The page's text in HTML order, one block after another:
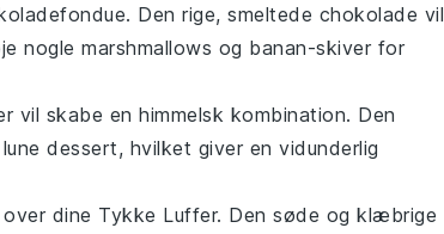
. Den rige, smeltede chokolade vil
nogle marshmallows og banan-skiver for
vil skabe en himmelsk kombination. Den
dessert, hvilket giver en vidunderlig
over dine Tykke Luffer. Den søde og klæbrige